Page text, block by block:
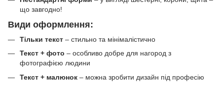
що завгодно!
Види оформлення:
Тільки текст – стильно та мінімалістично
Текст + фото – особливо добре для нагород з
фотографією людини
Текст + малюнок – можна зробити дизайн під професію